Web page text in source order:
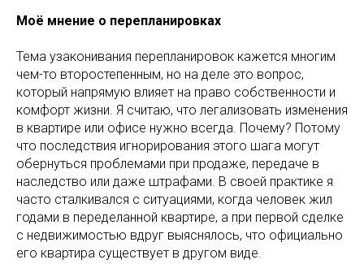
Моё мнение о перепланировках
Тема узаконивания перепланировок кажется многим
чем-то второстепенным, но на деле это вопрос,
который напрямую влияет на право собственности и
комфорт жизни. Я считаю, что легализовать изменения
в квартире или офисе нужно всегда. Почему? Потому
что последствия игнорирования этого шага могут
обернуться проблемами при продаже, передаче в
наследство или даже штрафами. В своей практике я
часто сталкивался с ситуациями, когда человек жил
годами в переделанной квартире, а при первой сделке
с недвижимостью вдруг выяснялось, что официально
его квартира существует в другом виде.